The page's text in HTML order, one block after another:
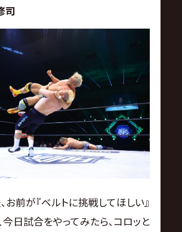
司
お前が『ベルトに挑戦してほしい』
今日試合をやってみたら､コロッと